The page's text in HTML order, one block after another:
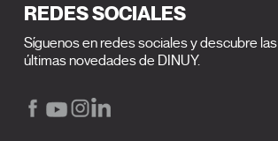
REDES SOCIALES
Síguenos en redes sociales y descubre las
últimas novedades de DINUY.